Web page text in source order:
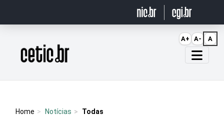
Página inicial
Home Notícias Todas
A+ A- A